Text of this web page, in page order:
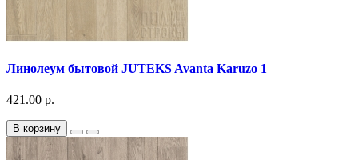
Линолеум бытовой JUTEKS Avanta Karuzo 1
421.00 р.
В корзину